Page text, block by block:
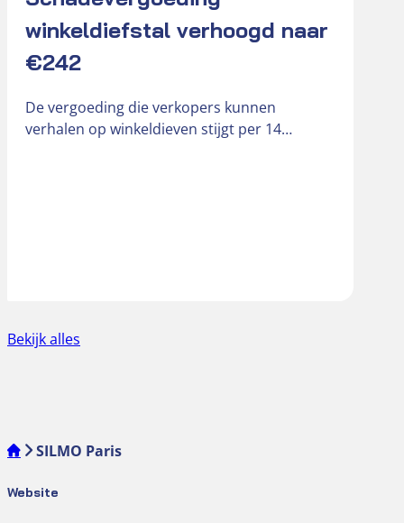
winkeldiefstal verhoogd naar
€242
De vergoeding die verkopers kunnen
verhalen op winkeldieven stijgt per 14
Bekijk alles
SILMO Paris
Website